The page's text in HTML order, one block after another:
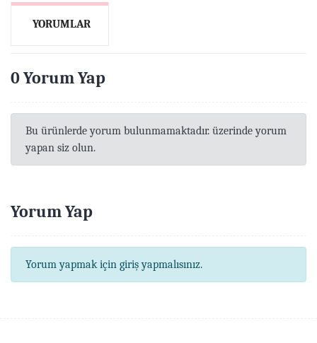
YORUMLAR
0 Yorum Yap
Bu ürünlerde yorum bulunmamaktadır. üzerinde yorum
yapan siz olun.
Yorum Yap
Yorum yapmak için giriş yapmalısınız.